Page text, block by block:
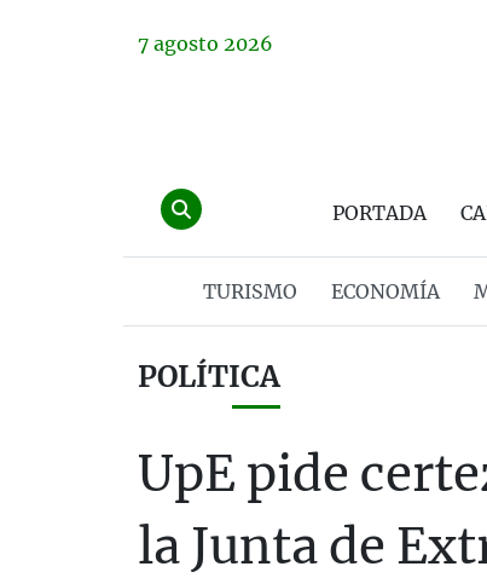
7 agosto 2026
PORTADA
TURISMO ECONOMÍA
POLÍTICA
UpE pide
la Junta de